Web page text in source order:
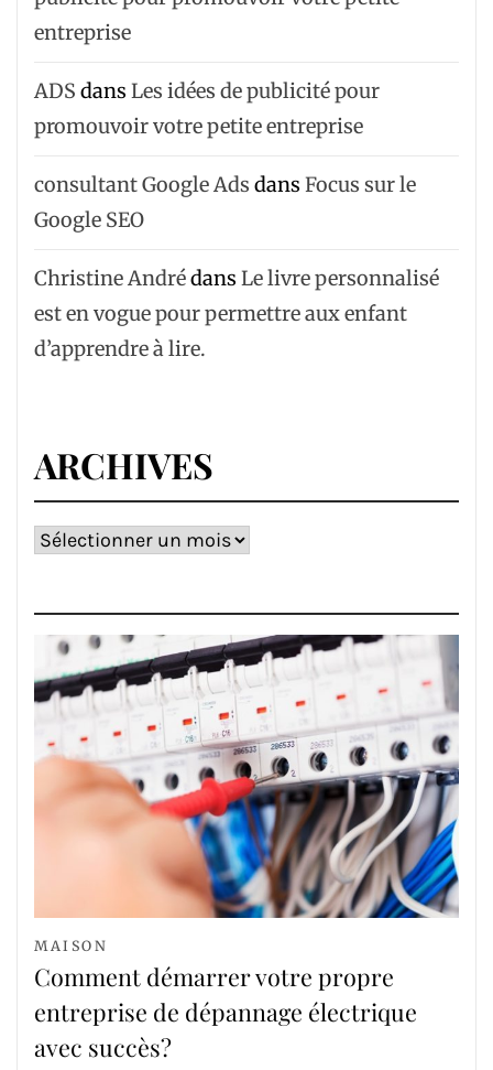
entreprise
ADS dans Les idées de publicité pour
promouvoir votre petite entreprise
consultant Google Ads dans Focus sur le
Google SEO
Christine Andrédans Le livre personnalisé
est en vogue pour permettre aux enfant
d’apprendre à lire.
ARCHIVES
Archives
MAISON
Comment démarrer votre propre
entreprise de dépannage électrique
avec succès?